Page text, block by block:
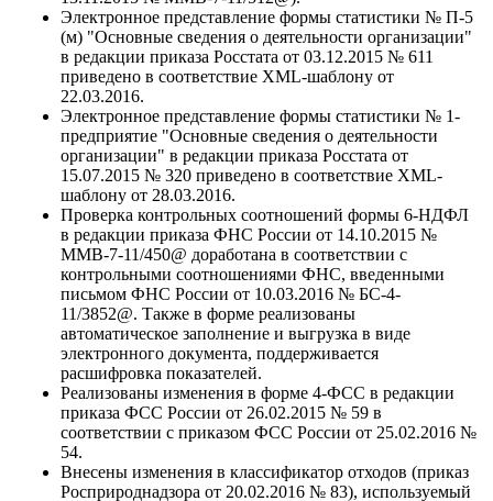
Электронное представление формы статистики № П-5
(м) "Основные сведения о деятельности организации"
в редакции приказа Росстата от 03.12.2015 № 611
приведено в соответствие XML-шаблону от
22.03.2016.
Электронное представление формы статистики № 1-
предприятие "Основные сведения о деятельности
организации" в редакции приказа Росстата от
15.07.2015 № 320 приведено в соответствие XML-
шаблону от 28.03.2016.
Проверка контрольных соотношений формы 6-НДФЛ
в редакции приказа ФНС России от 14.10.2015 №
ММВ-7-11/450@ доработана в соответствии с
контрольными соотношениями ФНС, введенными
письмом ФНС России от 10.03.2016 № БС-4-
11/3852@. Также в форме реализованы
автоматическое заполнение и выгрузка в виде
электронного документа, поддерживается
расшифровка показателей.
Реализованы изменения в форме 4-ФСС в редакции
приказа ФСС России от 26.02.2015 № 59 в
соответствии с приказом ФСС России от 25.02.2016 №
54.
Внесены изменения в классификатор отходов (приказ
Росприроднадзора от 20.02.2016 № 83), используемый